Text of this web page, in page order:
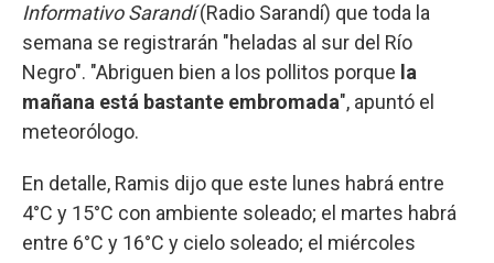
Informativo Sarandí(Radio Sarandí) que toda la
semana se registrarán "heladas al sur del Río
Negro". "Abriguen bien a los pollitos porque la
mañana está bastante embromada", apuntó el
meteorólogo.
En detalle, Ramis dijo que este lunes habrá entre
4°C y 15°C con ambiente soleado; el martes habrá
entre 6°C y 16°C y cielo soleado; el miércoles